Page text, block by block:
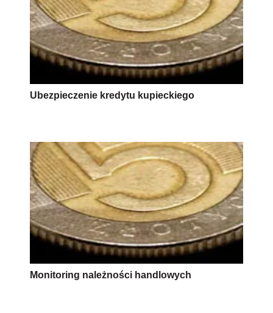
Ubezpieczenie kredytu kupieckiego
Monitoring należności handlowych